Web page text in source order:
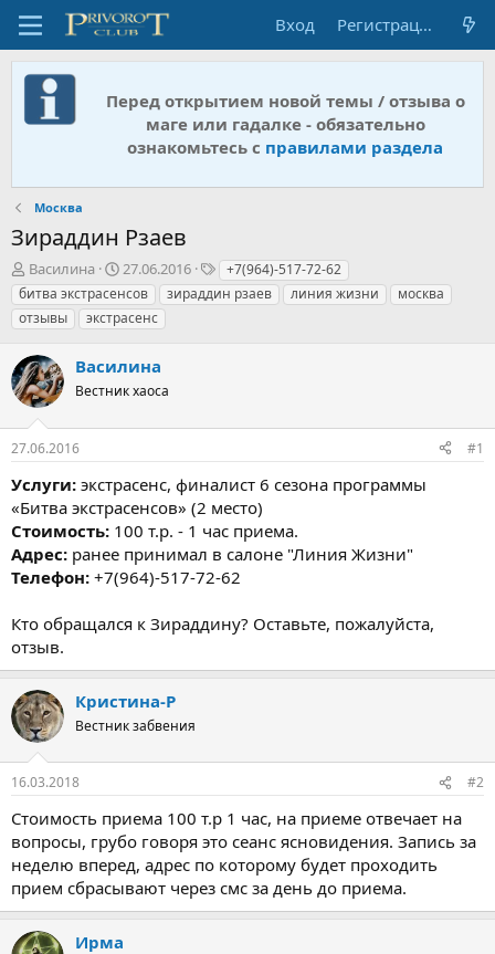
Вход Регистрация
Перед открытием новой темы / отзыва о
маге или гадалке - обязательно
ознакомьтесь с правилами раздела
Москва
Зираддин Рзаев
А
в
т
о
т
е
м
ы
Василина
Д
а
т
а
а
ч
л
27.06.2016
Т
е
г
+7(964)-517-72-62
битва экстрасенсов
зираддин рзаев линия жизни
москва
отзывы
экстрасенс
Василина
Вестник хаоса
27.06.2016 #1
Услуги: экстрасенс, финалист 6 сезона программы
«Битва экстрасенсов» (2 место)
Стоимость: 100 т.р. - 1 час приема.
Адрес: ранее принимал в салоне "Линия Жизни"
Телефон: +7(964)-517-72-62
Кто обращался к Зираддину? Оставьте, пожалуйста,
отзыв.
Кристина-Р
Вестник забвения
16.03.2018 #2
Стоимость приема 100 т.р 1 час, на приеме отвечает на
вопросы, грубо говоря это сеанс ясновидения. Запись за
неделю вперед, адрес по которому будет проходить
прием сбрасывают через смс за день до приема.
Ирма